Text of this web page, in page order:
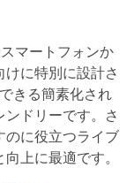
マートフォンか
に特別に設計さ
きる簡素化され
ドリーです。さ
のに役立つライブ
上に最適です。